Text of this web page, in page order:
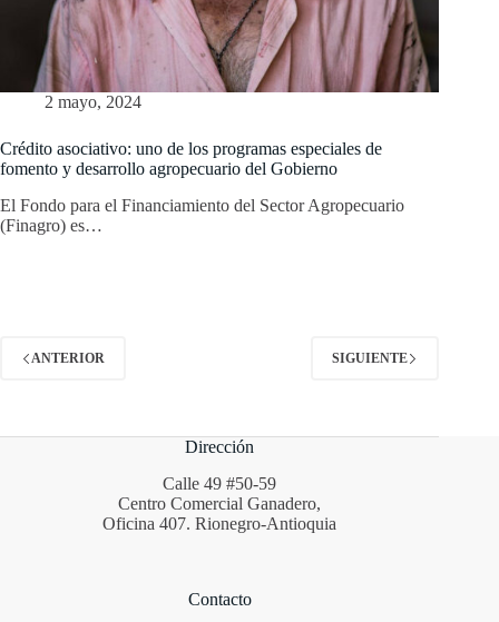
2 mayo, 2024
Crédito asociativo: uno de los programas especiales de
fomento y desarrollo agropecuario del Gobierno
El Fondo para el Financiamiento del Sector Agropecuario
(Finagro) es…
ANTERIOR SIGUIENTE
Dirección
Calle 49 #50-59
Centro Comercial Ganadero,
Oficina 407. Rionegro-Antioquia
Contacto